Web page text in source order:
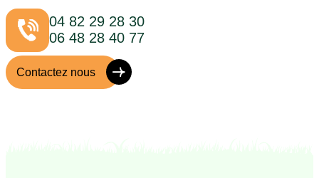
04 82 29 28 30
06 48 28 40 77
Contactez nous